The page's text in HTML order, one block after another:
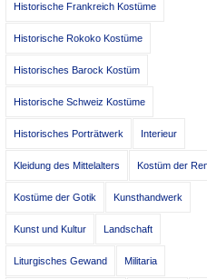
Historische Frankreich Kostüme
Historische Rokoko Kostüme
Historisches Barock Kostüm
Historische Schweiz Kostüme
Historisches Porträtwerk Interieur
Kleidung des Mittelalters Kostüm der
Kostüme der Gotik Kunsthandwerk
Kunst und Kultur Landschaft
Liturgisches Gewand Militaria